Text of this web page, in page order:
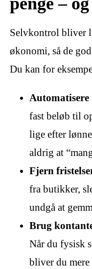
Selvkontrol bliver
økonomi, så de
Du kan for
Automatisere
fast beløb til
lige efter
aldrig at
Fjern
fra butikker,
undgå at
Brug
Når du fysisk
bliver du